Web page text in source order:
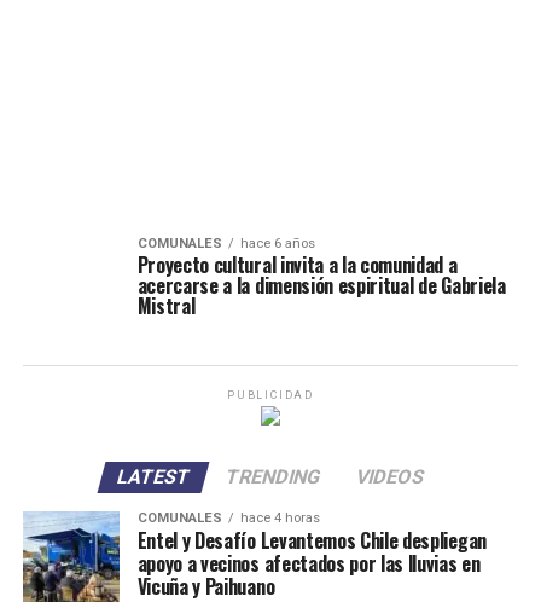
COMUNALES hace 6 años
Proyecto cultural invita a la comunidad a
acercarse a la dimensión espiritual de Gabriela
Mistral
PUBLICIDAD
LATEST TRENDING VIDEOS
COMUNALES hace 4 horas
Entel y Desafío Levantemos Chile despliegan
apoyo a vecinos afectados por las lluvias en
Vicuña y Paihuano